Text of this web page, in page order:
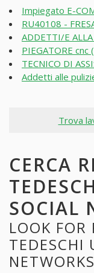
Impiegato E-
RU40108 -
ADDETTI/E
PIEGATORE cnc
TECNICO DI
Addetti alle
Trova
CERCA
SOCIAL
LOOK FOR
TEDESCHI
NETWORKS